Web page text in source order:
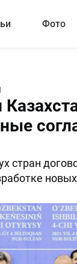
Фото
стран